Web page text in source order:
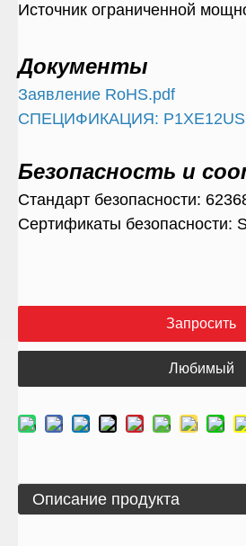
Источник ограниченной
Документы
Заявление RoHS.pdf
СПЕЦИФИКАЦИЯ:
Безопасность и
Стандарт безопасности:
Сертификаты безопасности:
Запросить
Любимый
Описание продукта